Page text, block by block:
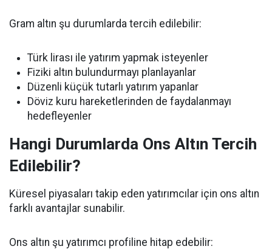
Gram altın şu durumlarda tercih edilebilir:
Türk lirası ile yatırım yapmak isteyenler
Fiziki altın bulundurmayı planlayanlar
Düzenli küçük tutarlı yatırım yapanlar
Döviz kuru hareketlerinden de faydalanmayı
hedefleyenler
Hangi Durumlarda Ons Altın Tercih
Edilebilir?
Küresel piyasaları takip eden yatırımcılar için ons altın
farklı avantajlar sunabilir.
Ons altın şu yatırımcı profiline hitap edebilir: